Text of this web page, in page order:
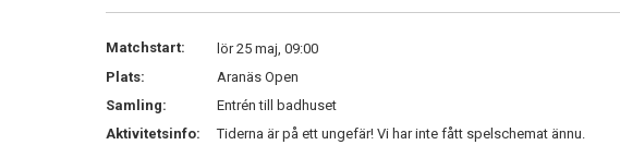
Matchstart:
lör 25 maj, 09:00
Plats:
Aranäs Open
Samling:
Entrén till badhuset
Aktivitetsinfo:
Tiderna är på ett ungefär! Vi har inte fått spelschemat ännu.